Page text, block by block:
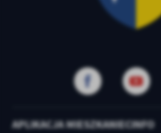
APLIKACJA MIESZKANIECINFO